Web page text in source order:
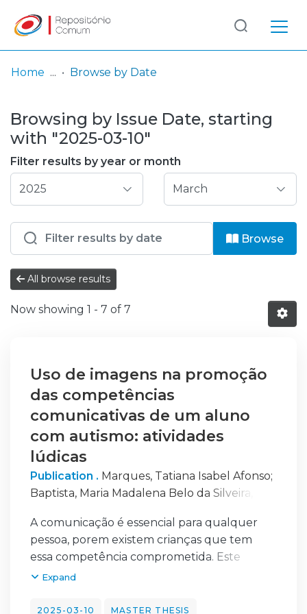
& Collections
Browse repository
Entities
Log
In
(current)
Home Browse by Date
Browsing by Issue Date, starting
with "2025-03-10"
Filter results by year or month
Browse
All browse results
Now showing 1 - 7 of 7
Uso de imagens na promoção
das competências
comunicativas de um aluno
com autismo: atividades
lúdicas
Publication . Marques, Tatiana Isabel Afonso;
Baptista, Maria Madalena Belo da Silveira,
A comunicação é essencial para qualquer
pessoa, porem existem crianças que tem
essa competência comprometida. Este
projeto centra-se numa intervenção nessa
contexto das atividades extracurriculares
Expand
2025-03-10 MASTER THESIS